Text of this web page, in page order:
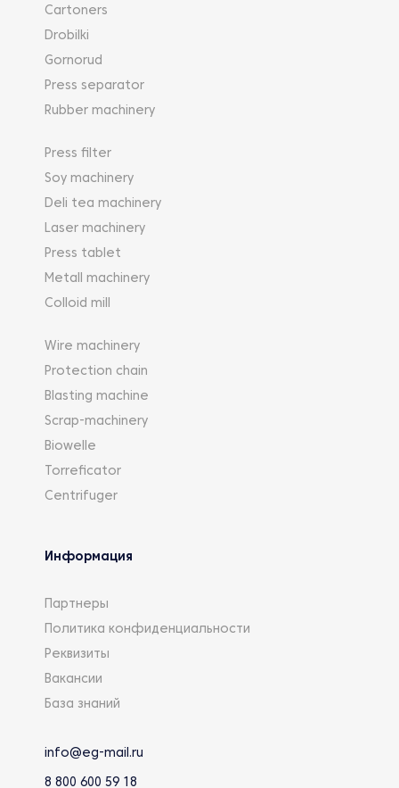
Cartoners
Drobilki
Gornorud
Press separator
Rubber machinery
Press filter
Soy machinery
Deli tea machinery
Laser machinery
Press tablet
Metall machinery
Colloid mill
Wire machinery
Protection chain
Blasting machine
Scrap-machinery
Biowelle
Torreficator
Centrifuger
Информация
Партнеры
Политика конфиденциальности
Реквизиты
Вакансии
База знаний
info@eg-mail.ru
8 800 600 59 18